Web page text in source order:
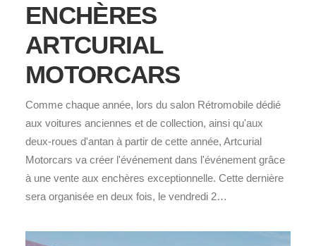
ENCHÈRES
ARTCURIAL
MOTORCARS
Comme chaque année, lors du salon Rétromobile dédié
aux voitures anciennes et de collection, ainsi qu'aux
deux-roues d'antan à partir de cette année, Artcurial
Motorcars va créer l'événement dans l'événement grâce
à une vente aux enchères exceptionnelle. Cette dernière
sera organisée en deux fois, le vendredi 2…